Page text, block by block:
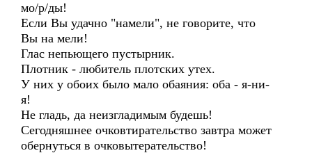
мо/р/ды!
Если Вы удачно "намели", не говорите, что
Вы на мели!
Глас непьющего пустырник.
Плотник - любитель плотских утех.
У них у обоих было мало обаяния: оба - я-ни-
я!
Не гладь, да неизгладимым будешь!
Сегодняшнее очковтирательство завтра может
обернуться в очковытерательство!